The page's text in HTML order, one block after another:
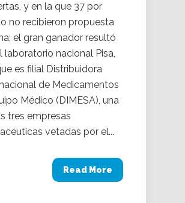
y en la que 37 por
no recibieron propuesta
el gran ganador resultó
laboratorio nacional Pisa,
es filial Distribuidora
de Medicamentos
Médico (DIMESA), una
tres empresas
vetadas por el...
Read More